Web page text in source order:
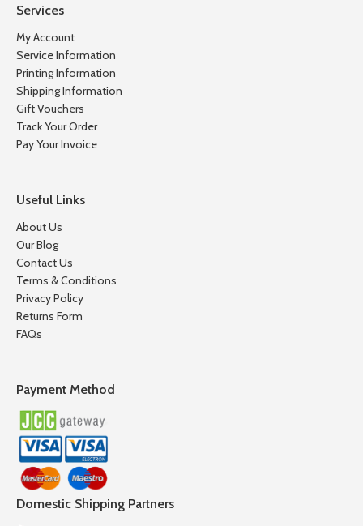
Services
My Account
Service Information
Printing Information
Shipping Information
Gift Vouchers
Track Your Order
Pay Your Invoice
Useful Links
About Us
Our Blog
Contact Us
Terms & Conditions
Privacy Policy
Returns Form
FAQs
Payment Method
Domestic Shipping Partners